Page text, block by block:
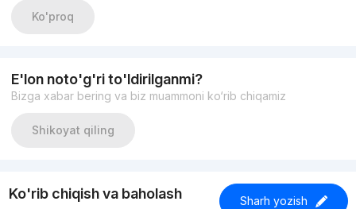
🔹Кол-во с/у: 1
🔹Этаж: 1
Детский сад №489, №32, №66.
Школа № 125, № 31
💰Цена: 65 000 у.е
📞Телефон: +99897 102-11-33 Ноиля
Ko'proq
E'lon noto'g'ri to'ldirilganmi?
Bizga xabar bering va biz muammoni ko‘rib chiqamiz
Shikoyat qiling
Ko'rib chiqish va baholash Sharh yozish